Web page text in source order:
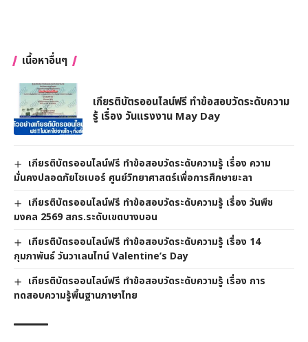
เนื้อหาอื่นๆ
เกียรติบัตรออนไลน์ฟรี ทำข้อสอบวัดระดับความ
รู้ เรื่อง วันแรงงาน May Day
เกียรติบัตรออนไลน์ฟรี ทำข้อสอบวัดระดับความรู้ เรื่อง ความ
มั่นคงปลอดภัยไซเบอร์ ศูนย์วิทยาศาสตร์เพื่อการศึกษายะลา
เกียรติบัตรออนไลน์ฟรี ทำข้อสอบวัดระดับความรู้ เรื่อง วันพืช
มงคล 2569 สกร.ระดับเขตบางบอน
เกียรติบัตรออนไลน์ฟรี ทำข้อสอบวัดระดับความรู้ เรื่อง 14
กุมภาพันธ์ วันวาเลนไทน์ Valentine’s Day
เกียรติบัตรออนไลน์ฟรี ทำข้อสอบวัดระดับความรู้ เรื่อง การ
ทดสอบความรู้พื้นฐานภาษาไทย